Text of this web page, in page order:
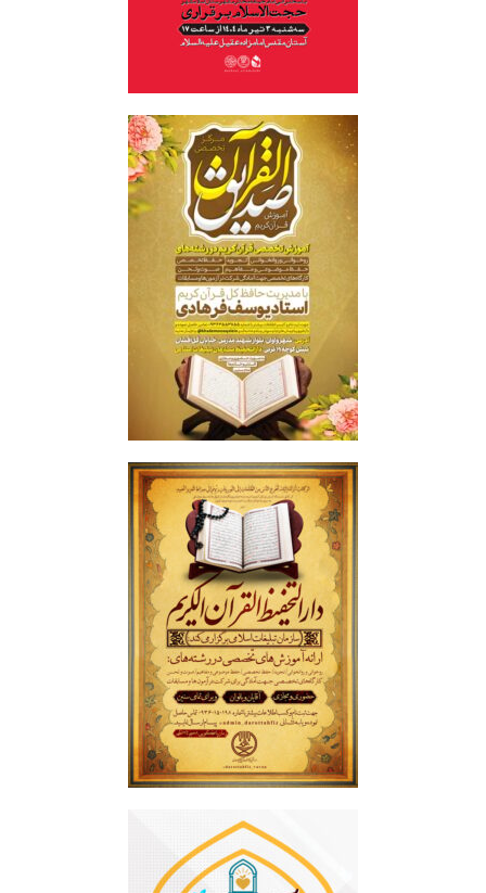
همایش هیئت 1404
صدیق قرآن
دارالتحفیظ القرآن الکریم